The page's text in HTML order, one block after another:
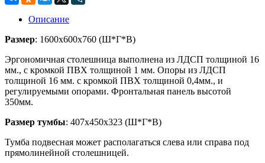
Описание
Размер: 1600х600х760 (Ш*Г*В)
Эргономичная столешница выполнена из ЛДСП толщиной 16
мм., с кромкой ПВХ толщиной 1 мм. Опоры из ЛДСП
толщиной 16 мм. с кромкой ПВХ толщиной 0,4мм., и
регулируемыми опорами. Фронтальная панель высотой
350мм.
Размер тумбы: 407х450х323 (Ш*Г*В)
Тумба подвесная может располагаться слева или справа под
прямолинейной столешницей.